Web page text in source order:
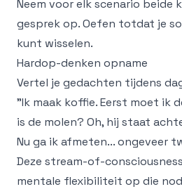
Neem voor elk scenario beide
gesprek op. Oefen totdat je
kunt wisselen.
Hardop-denken opname
Vertel je gedachten tijdens
"Ik maak koffie. Eerst moet ik
is de molen? Oh, hij staat
Nu ga ik afmeten... ongeveer
Deze stream-of-
mentale flexibiliteit op die